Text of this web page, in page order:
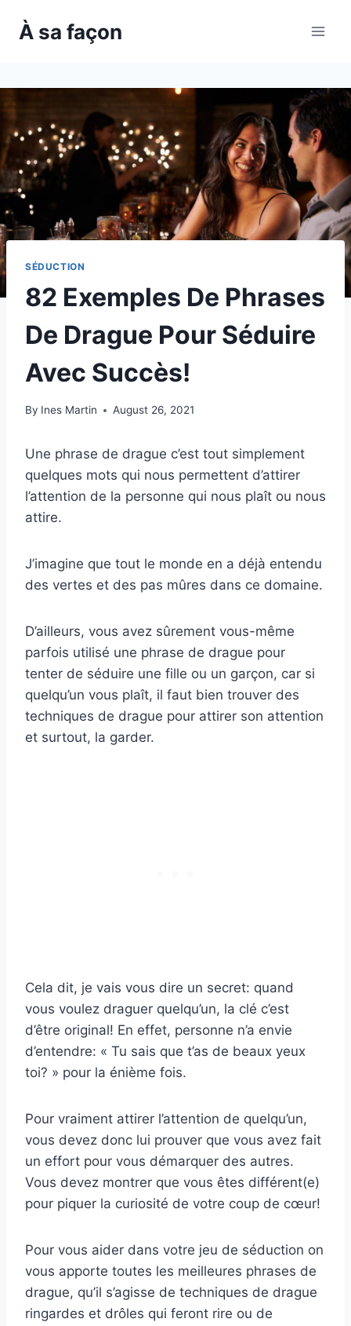
À sa façon
SÉDUCTION
82 Exemples De Phrases
De Drague Pour Séduire
Avec Succès!
By Ines Martin August 26, 2021
Une phrase de drague c’est tout simplement
quelques mots qui nous permettent d’attirer
l’attention de la personne qui nous plaît ou nous
attire.
J’imagine que tout le monde en a déjà entendu
des vertes et des pas mûres dans ce domaine.
D’ailleurs, vous avez sûrement vous-même
parfois utilisé une phrase de drague pour
tenter de séduire une fille ou un garçon, car si
quelqu’un vous plaît, il faut bien trouver des
techniques de drague pour attirer son attention
et surtout, la garder.
Cela dit, je vais vous dire un secret: quand
vous voulez draguer quelqu’un, la clé c’est
d’être original! En effet, personne n’a envie
d’entendre: « Tu sais que t’as de beaux yeux
toi? » pour la énième fois.
Pour vraiment attirer l’attention de quelqu’un,
vous devez donc lui prouver que vous avez fait
un effort pour vous démarquer des autres.
Vous devez montrer que vous êtes différent(e)
pour piquer la curiosité de votre coup de cœur!
Pour vous aider dans votre jeu de séduction on
vous apporte toutes les meilleures phrases de
drague, qu’il s’agisse de techniques de drague
ringardes et drôles qui feront rire ou de